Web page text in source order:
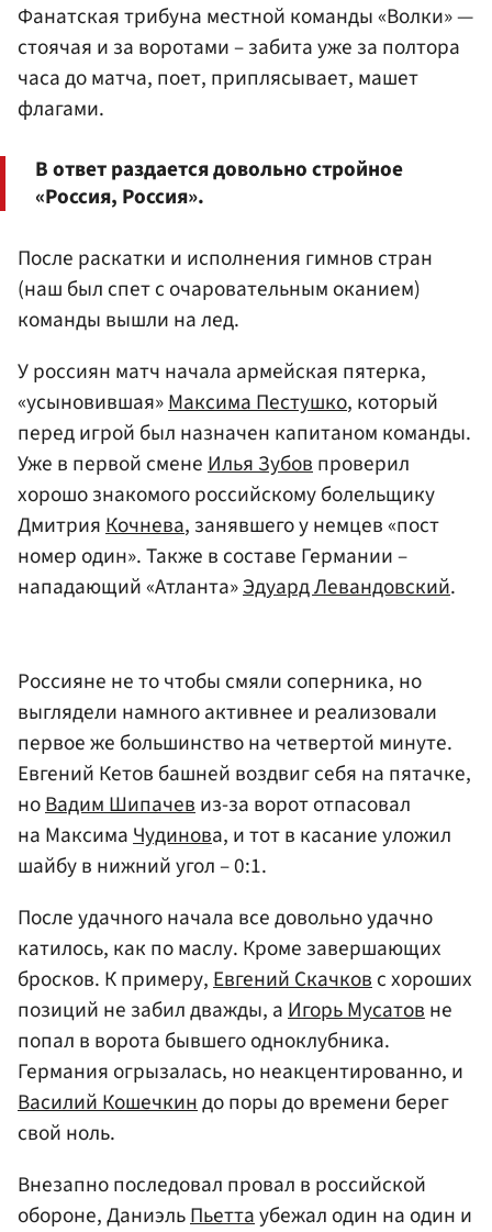
Фанатская трибуна местной команды «Волки» —
стоячая и за воротами – забита уже за полтора
часа до матча, поет, приплясывает, машет
флагами.
В ответ раздается довольно стройное
«Россия, Россия».
После раскатки и исполнения гимнов стран
(наш был спет с очаровательным оканием)
команды вышли на лед.
У россиян матч начала армейская пятерка,
«усыновившая»Максима Пестушко, который
перед игрой был назначен капитаном команды.
Уже в первой сменеИлья Зубовпроверил
хорошо знакомого российскому болельщику
ДмитрияКочнева, занявшего у немцев «пост
номер один». Также в составе Германии –
нападающий «Атланта»Эдуард Левандовский.
Россияне не то чтобы смяли соперника, но
выглядели намного активнее и реализовали
первое же большинство на четвертой минуте.
Евгений Кетов башней воздвиг себя на пятачке,
ноВадим Шипачевиз-за ворот отпасовал
на МаксимаЧудинова, и тот в касание уложил
шайбу в нижний угол – 0:1.
После удачного начала все довольно удачно
катилось, как по маслу. Кроме завершающих
бросков. К примеру,Евгений Скачковс хороших
позиций не забил дважды, аИгорь Мусатовне
попал в ворота бывшего одноклубника.
Германия огрызалась, но неакцентированно, и
Василий Кошечкиндо поры до времени берег
свой ноль.
Внезапно последовал провал в российской
обороне, ДаниэльПьеттаубежал один на один и